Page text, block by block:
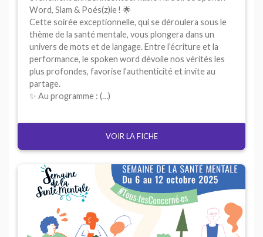
Word, Slam & Poés(z)ie! 🌟
Cette soirée exceptionnelle, qui se déroulera sous le
thème de la santé mentale, vous plongera dans un
univers de mots et de langage. Entre l’écriture et la
performance, le spoken word dévoile nos vérités les
plus profondes, favorise l’authenticité et invite au
partage.
✨ Au programme : (…)
VOIR LA FICHE